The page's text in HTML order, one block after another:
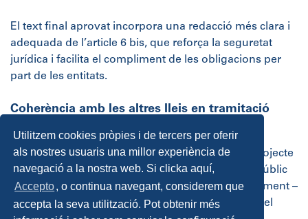
Utilitzem cookies pròpies i de tercers per oferir
als nostres usuaris una millor experiència de
navegació a la nostra web. Si clicka aquí,
Accepto, o continua navegant, considerem que
accepta la seva utilització. Pot obtenir més
El text final aprovat incorpora una redacció més clara i
adequada de l’article 6 bis, que reforça la seguretat
jurídica i facilita el compliment de les obligacions per
part de les entitats.
Coherència amb les altres lleis en tramitació
Considerem necessari que el Projecte de llei
d’Economia Social i Solidària de Catalunya i el Projecte
de llei dels instruments de provisió del Sistema Públic
de Serveis Socials – actualment en tràmit al Parlament –
mantinguin una orientació coherent amb la Llei del